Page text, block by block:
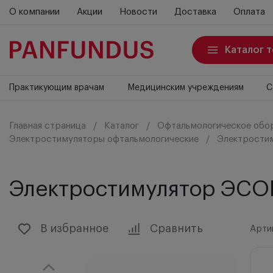
О компании Акции Новости Доставка Оплата
Каталог
Практикующим врачам Медицинским учреждениям
Главная страница Каталог
Офтальмологическое
Электростимуляторы офтальмологические
Электростимулятор
В избранное Сравнить